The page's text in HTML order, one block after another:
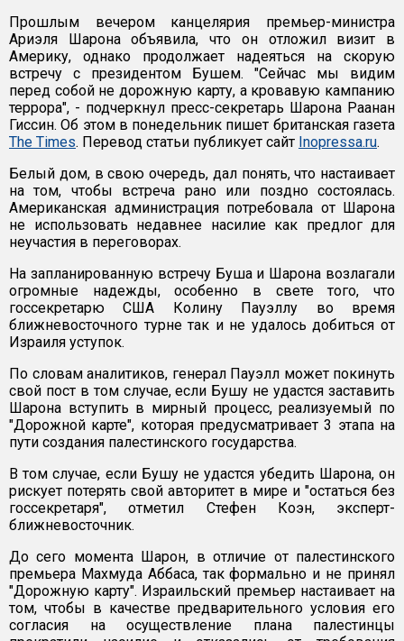
Прошлым вечером канцелярия премьер-министра
Ариэля Шарона объявила, что он отложил визит в
Америку, однако продолжает надеяться на скорую
встречу с президентом Бушем. "Сейчас мы видим
перед собой не дорожную карту, а кровавую кампанию
террора", - подчеркнул пресс-секретарь Шарона Раанан
Гиссин. Об этом в понедельник пишет британская газета
The Times. Перевод статьи публикует сайт Inopressa.ru.
Белый дом, в свою очередь, дал понять, что настаивает
на том, чтобы встреча рано или поздно состоялась.
Американская администрация потребовала от Шарона
не использовать недавнее насилие как предлог для
неучастия в переговорах.
На запланированную встречу Буша и Шарона возлагали
огромные надежды, особенно в свете того, что
госсекретарю США Колину Пауэллу во время
ближневосточного турне так и не удалось добиться от
Израиля уступок.
По словам аналитиков, генерал Пауэлл может покинуть
свой пост в том случае, если Бушу не удастся заставить
Шарона вступить в мирный процесс, реализуемый по
"Дорожной карте", которая предусматривает 3 этапа на
пути создания палестинского государства.
В том случае, если Бушу не удастся убедить Шарона, он
рискует потерять свой авторитет в мире и "остаться без
госсекретаря", отметил Стефен Коэн, эксперт-
ближневосточник.
До сего момента Шарон, в отличие от палестинского
премьера Махмуда Аббаса, так формально и не принял
"Дорожную карту". Израильский премьер настаивает на
том, чтобы в качестве предварительного условия его
согласия на осуществление плана палестинцы